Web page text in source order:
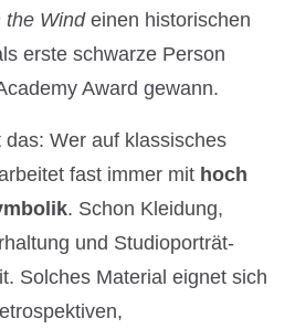
the Windeinen historischen
erste schwarze Person
Award gewann.
Wer auf klassisches
fast immer mit hoch
. Schon Kleidung,
und Studioporträt-
Solches Material eignet sich